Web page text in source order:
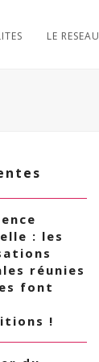
LE RESEAU
: les
réunies
font
!